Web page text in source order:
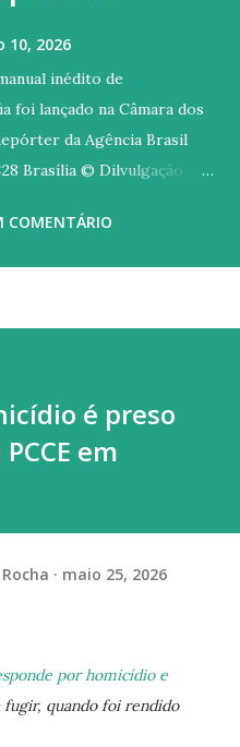
10, 2026
inédito de
foi lançado na Câmara dos
da Agência Brasil
Brasília © Dilvulgação
feira (10), na Câmara
mais de 40 povos
essa diversidade e
uma comunicação
contar histórias”, reforça. A
foi editada e revisada
Kaingáng (Inka) e est...
COMENTÁRIO
é preso
em
maio 25, 2026
por homicídio e
quando foi rendido